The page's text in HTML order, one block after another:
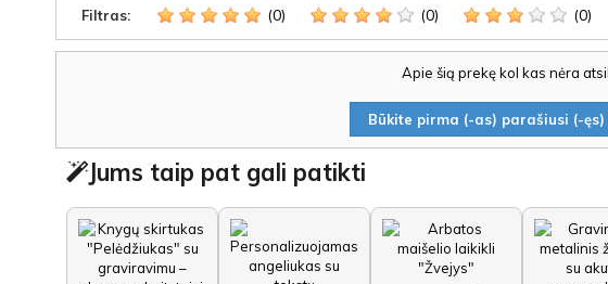
Filtras: (0) (0) (0)
Apie šią prekę kol kas nėra
Būkite pirma (-as) parašiusi (-
Jums taip pat gali patikti